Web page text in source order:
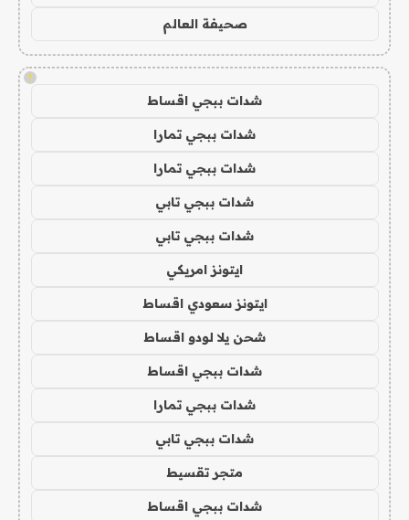
صحيفة العالم
!
شدات ببجي اقساط
شدات ببجي تمارا
شدات ببجي تمارا
شدات ببجي تابي
شدات ببجي تابي
ايتونز امريكي
ايتونز سعودي اقساط
شحن يلا لودو اقساط
شدات ببجي اقساط
شدات ببجي تمارا
شدات ببجي تابي
متجر تقسيط
شدات ببجي اقساط